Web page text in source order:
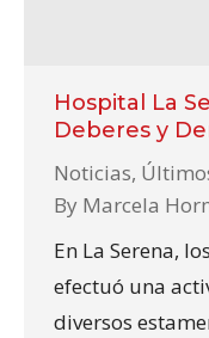
Hospital La
Deberes y
Noticias,
By Marcela
En La Serena,
efectuó una
diversos